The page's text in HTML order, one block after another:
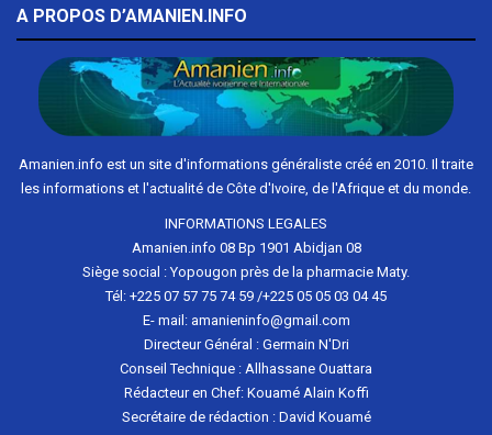
A PROPOS D’AMANIEN.INFO
Amanien.info est un site d'informations généraliste créé en 2010. Il traite
les informations et l'actualité de Côte d'Ivoire, de l'Afrique et du monde.
INFORMATIONS LEGALES
Amanien.info 08 Bp 1901 Abidjan 08
Siège social : Yopougon près de la pharmacie Maty.
Tél: +225 07 57 75 74 59 /+225 05 05 03 04 45
E- mail: amanieninfo@gmail.com
Directeur Général : Germain N'Dri
Conseil Technique : Allhassane Ouattara
Rédacteur en Chef: Kouamé Alain Koffi
Secrétaire de rédaction : David Kouamé